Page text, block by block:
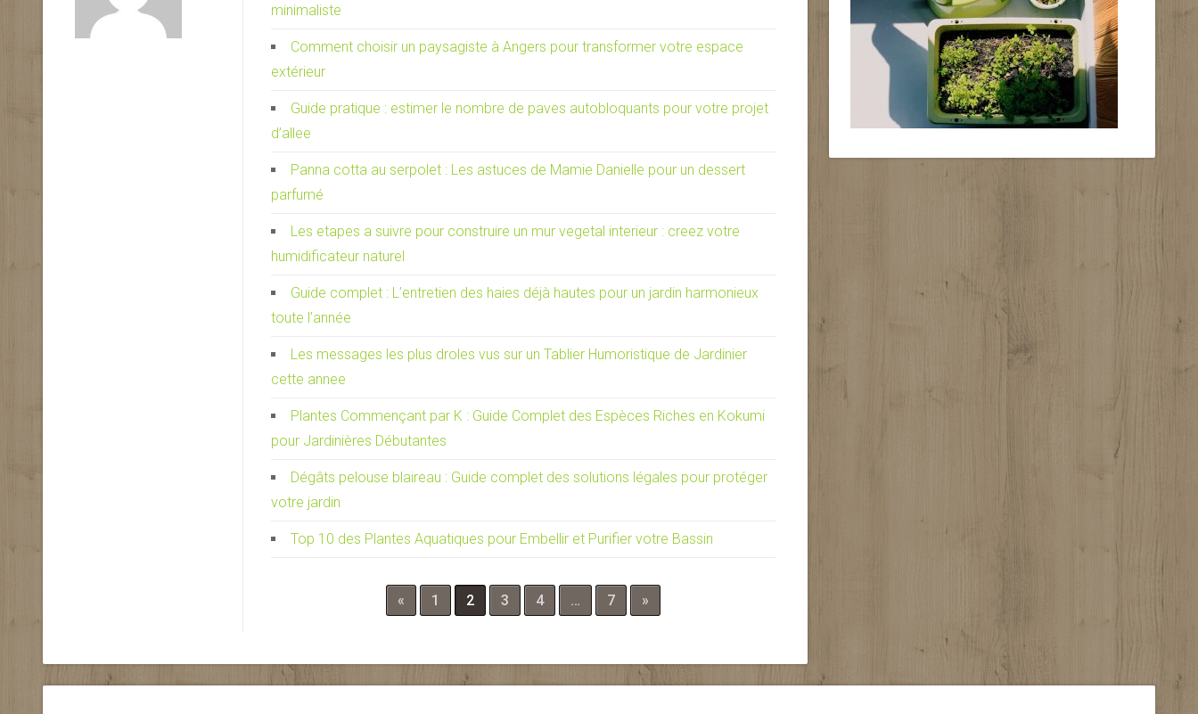
minimaliste
Comment choisir un paysagiste à Angers pour transformer votre espace
extérieur
Guide pratique : estimer le nombre de paves autobloquants pour votre projet
d’allee
Panna cotta au serpolet : Les astuces de Mamie Danielle pour un dessert
parfumé
Les etapes a suivre pour construire un mur vegetal interieur : creez votre
humidificateur naturel
Guide complet : L’entretien des haies déjà hautes pour un jardin harmonieux
toute l’année
Les messages les plus droles vus sur un Tablier Humoristique de Jardinier
cette annee
Plantes Commençant par K : Guide Complet des Espèces Riches en Kokumi
pour Jardinières Débutantes
Dégâts pelouse blaireau : Guide complet des solutions légales pour protéger
votre jardin
Top 10 des Plantes Aquatiques pour Embellir et Purifier votre Bassin
« 1 2 3 4 … 7 »